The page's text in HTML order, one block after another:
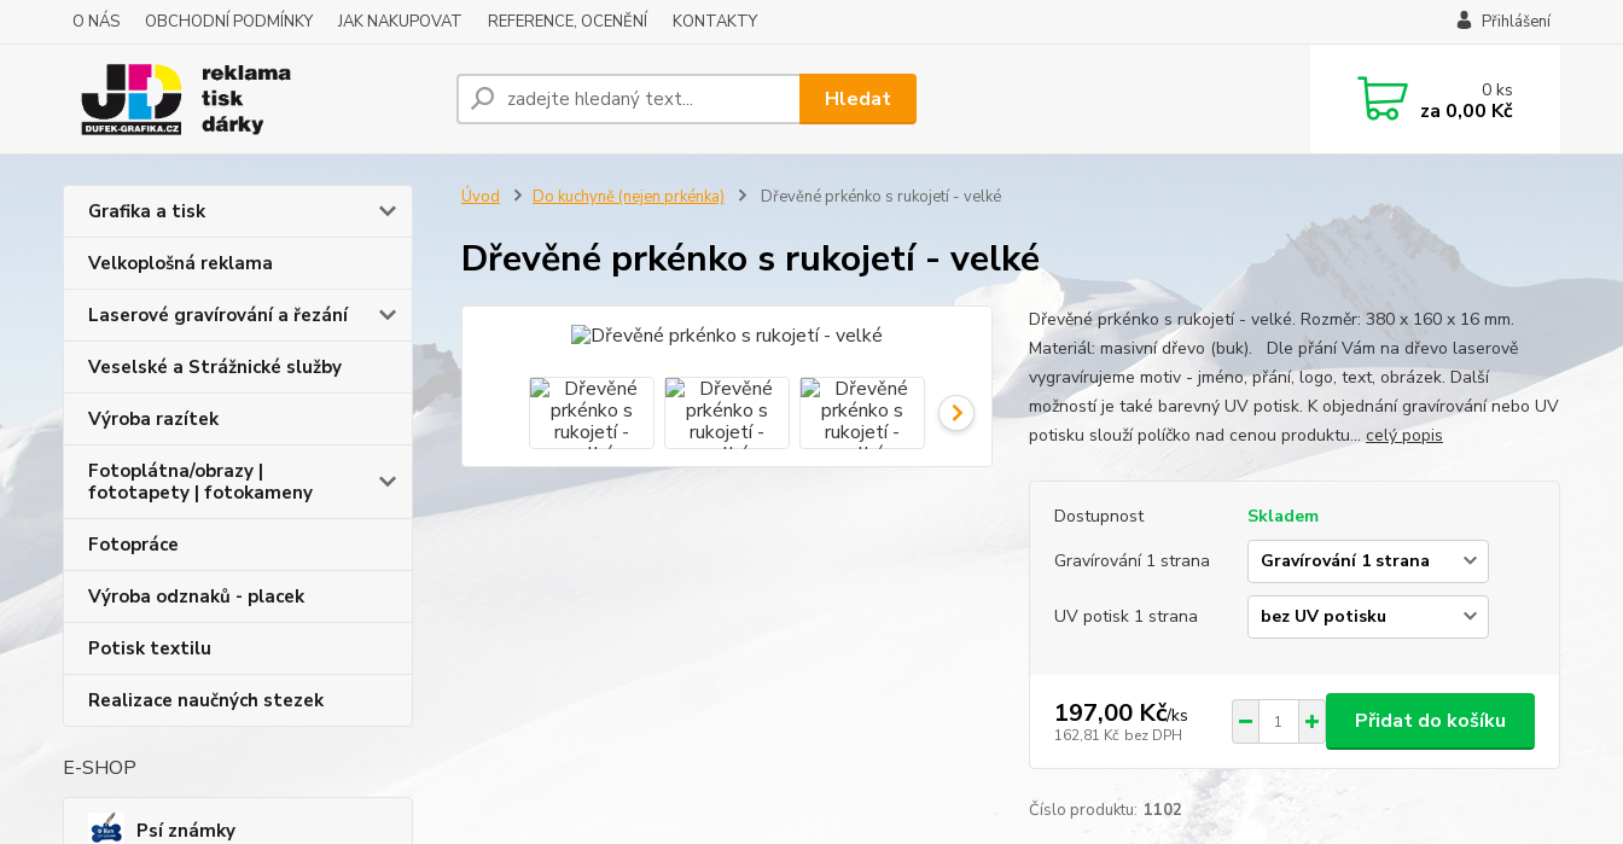
O NÁS OBCHODNÍ PODMÍNKY JAK NAKUPOVAT REFERENCE, OCENĚNÍ KONTAKTY Přihlášení
Hledat 0ks
za 0,00 Kč
Grafika a tisk
Velkoplošná reklama
Laserové gravírování a řezání
Veselské a Strážnické služby
Výroba razítek
Fotoplátna/obrazy |
fototapety | fotokameny
Fotopráce
Výroba odznaků - placek
Potisk textilu
Realizace naučných stezek
E-SHOP
Psí známky
Úvod Do kuchyně (nejen prkénka) Dřevěné prkénko s rukojetí - velké
Dřevěné prkénko s rukojetí - velké
Dřevěné prkénko s rukojetí - velké. Rozměr: 380 x 160 x 16 mm.
Materiál: masivní dřevo (buk). Dle přání Vám na dřevo laserově
vygravírujeme motiv - jméno, přání, logo, text, obrázek. Další
možností je také barevný UV potisk. K objednání gravírování nebo UV
potisku slouží políčko nad cenou produktu... celý popis
Dostupnost
Skladem
Gravírování 1 strana
UV potisk 1 strana
197,00 Kč/ks
162,81 Kč bez DPH
Přidat do košíku
Číslo produktu: 1102